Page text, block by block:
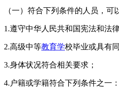
（一）符合下列条件的人员，可
1.遵守中华人民共和国宪法和法律
2.高级中等教育学校毕业或具有
3.身体状况符合相关要求；
4.户籍或学籍符合下列条件之一：